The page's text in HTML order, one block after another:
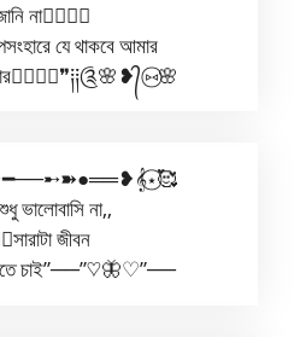
না✿⃟✺⃟
যে থাকবে আমার
⑅⃝🌸
ভালোবাসি না,,
জীবন
চাই”──”♡🦋♡”──